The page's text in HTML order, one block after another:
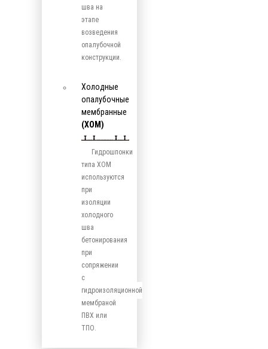
шва на
этапе
возведения
опалубочной
конструкции.
Холодные
опалубочные
мембранные
(ХОМ)
Гидрошпонки
типа ХОМ
используются
при
изоляции
холодного
шва
бетонирования
при
сопряжении
с
гидроизоляционной
мембраной
ПВХ или
ТПО.